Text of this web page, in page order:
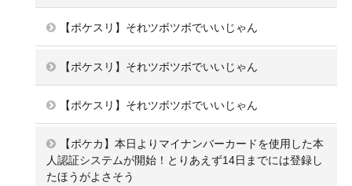
【ポケスリ】それツボツボでいいじゃん
【ポケスリ】それツボツボでいいじゃん
【ポケスリ】それツボツボでいいじゃん
【ポケカ】本日よりマイナンバーカードを使用した本
人認証システムが開始！とりあえず14日までには登録し
たほうがよさそう